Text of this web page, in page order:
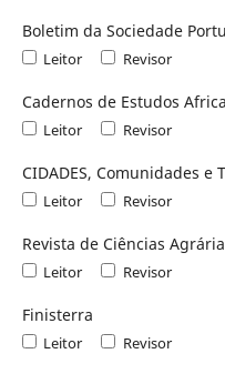
Boletim da Sociedade
Leitor Revisor
Cadernos de Estudos
Leitor Revisor
CIDADES, Comunidades e
Leitor Revisor
Revista de Ciências
Leitor Revisor
Finisterra
Leitor Revisor